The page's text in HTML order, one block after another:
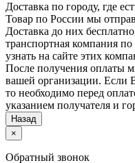
Доставка по городу, где
Товар по России мы
Доставка до них
транспортная компания
узнать на сайте этих
После получения оплаты
вашей организации. Если
то необходимо перед
указанием получателя и
Назад
×
Обратный звонок